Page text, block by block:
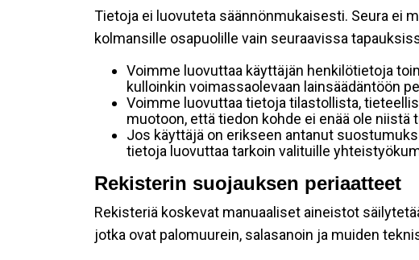
Tietoja ei luovuteta säännönmukaisesti. Seura ei
kolmansille osapuolille vain seuraavissa
Voimme luovuttaa käyttäjän henkilötietoja
kulloinkin voimassaolevaan lainsäädäntöön
Voimme luovuttaa tietoja tilastollista,
muotoon, että tiedon kohde ei enää ole niistä
Jos käyttäjä on erikseen antanut
tietoja luovuttaa tarkoin valituille
Rekisterin suojauksen periaatteet
Rekisteriä koskevat manuaaliset aineistot
jotka ovat palomuurein, salasanoin ja muiden